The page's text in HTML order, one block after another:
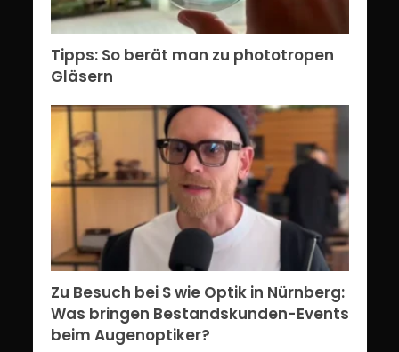
Tipps: So berät man zu phototropen
Gläsern
Zu Besuch bei S wie Optik in Nürnberg:
Was bringen Bestandskunden-Events
beim Augenoptiker?